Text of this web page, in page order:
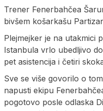
Trener Fenerbahčea
bivšem košarkašu
Plejmejker je na utakmici
Istanbula vrlo ubedljivo
pet asistencija i četiri
Sve se više govorilo o
napusti ekipu
pogotovo posle odlaska